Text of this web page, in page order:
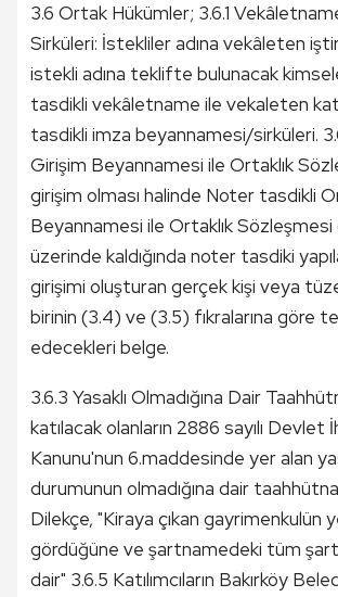
3.6 Ortak Hükümler; 3.6.1
Sirküleri: İstekliler adına vekâleten
istekli adına teklifte bulunacak
tasdikli vekâletname ile vekaleten
tasdikli imza beyannamesi/sirküleri.
Girişim Beyannamesi ile Ortaklık
girişim olması halinde Noter tasdikli
Beyannamesi ile Ortaklık Sözleşmesi
üzerinde kaldığında noter tasdiki
girişimi oluşturan gerçek kişi veya
birinin (3.4) ve (3.5) fıkralarına göre
edecekleri belge.
3.6.3 Yasaklı Olmadığına Dair
katılacak olanların 2886 sayılı Devlet
Kanunu'nun 6.maddesinde yer alan
durumunun olmadığına dair
Dilekçe, "Kiraya çıkan gayrimenkulün
gördüğüne ve şartnamedeki tüm
dair" 3.6.5 Katılımcıların Bakırköy